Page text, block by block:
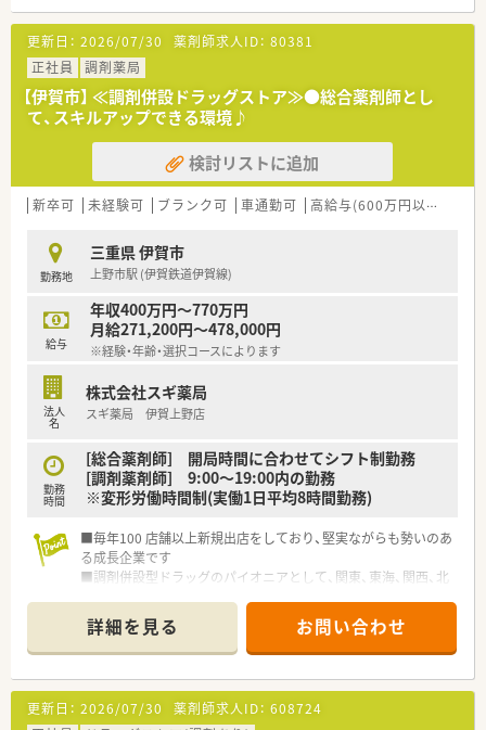
【募集背景と求める人物像について】
■今回は欠員補充のための募集であり、地域医療に貢献したいと
いう方を歓迎します。
■未経験の方やブランクのある方でも、前向きに業務に取り組む
意欲があれば大丈夫です。
■患者様や医療機関のスタッフと、円滑なコミュニケーションを
図れる方を求めています。
【法人特徴について】
■東海圏を中心に、北海道から中国地方まで約100店舗の調剤薬
■調剤薬局事業のほか、介護施設の運営や医薬品卸売事業など、
多角的な経営が特徴です。
■「良質の医療・介護サービスをより多くの人に提供する」とい
う理念を掲げています。
更新日： 2026/07/30 薬剤師求人ID： 80381
正社員
調剤薬局
【伊賀市】 ≪調剤併設ドラッグストア≫●総合薬剤師とし
て、スキルアップできる環境♪
検討リストに追加
新卒可 未経験可 ブランク可 車通勤可 高給与(600万円以上)
勤務地
三重県 伊賀市
上野市駅 (伊賀鉄道伊賀線)
給与
年収400万円～770万円
月給271,200円～478,000円
※経験・年齢・選択コースによります
法人
名
株式会社スギ薬局
スギ薬局 伊賀上野店
勤務
時間
[総合薬剤師] 開局時間に合わせてシフト制勤務
[調剤薬剤師] 9:00～19:00内の勤務
※変形労働時間制(実働1日平均8時間勤務)
■毎年100 店舗以上新規出店をしており、堅実ながらも勢いのあ
る成長企業です
■調剤併設型ドラッグのパイオニアとして、関東、東海、関西、北
■研修制度は様々なプランがあり、集合研修だけでなく任意で受
講可能な研修も幅広く用意されています
■店舗で活躍する従業員、社外で活躍する従業員、将来経営幹部
となる従業員など、薬剤師として様々な活躍ができるフィールド
を用意されています
■総合薬剤師・調剤薬剤師（土日休み・19時までの勤務）どちらか
詳細を見る お問い合わせ
更新日： 2026/07/30 薬剤師求人ID： 608724